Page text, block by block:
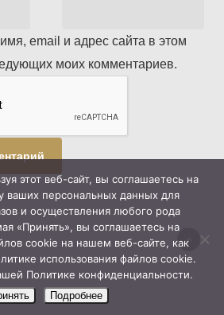
email и адрес сайта в этом
моих комментариев.
этот веб-сайт, вы соглашаетесь на
ваших персональных данных для
и осуществления любого рода
«Принять», вы соглашаетесь на
cookie на нашем веб-сайте, как
использования файлов cookie.
Политике конфиденциальности.
Подробнее